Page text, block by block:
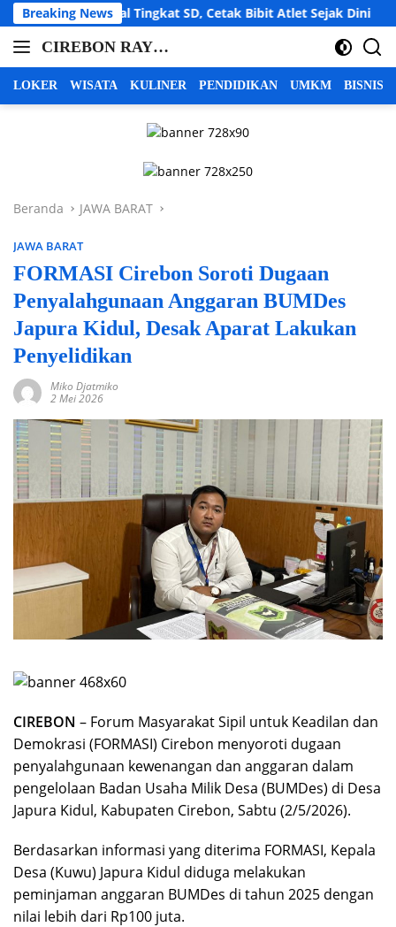
Langsung
ke
konten
Breaking News
Tingkat SD, Cetak Bibit Atlet Sejak Dini LBH
CIREBON RAYA |
INFO CIREBON
CIREBON RAYA |
KUNINGAN
cirebon
info
cirebon
majalengka
kuningan
LOKER WISATA KULINER PENDIDIKAN UMKM BISNIS
Beranda JAWA BARAT
JAWA BARAT
FORMASI Cirebon Soroti Dugaan
Penyalahgunaan Anggaran BUMDes
Japura Kidul, Desak Aparat Lakukan
Penyelidikan
Miko Djatmiko
2 Mei 2026
CIREBON – Forum Masyarakat Sipil untuk Keadilan dan
Demokrasi (FORMASI) Cirebon menyoroti dugaan
penyalahgunaan kewenangan dan anggaran dalam
pengelolaan Badan Usaha Milik Desa (BUMDes) di Desa
Japura Kidul, Kabupaten Cirebon, Sabtu (2/5/2026).
Berdasarkan informasi yang diterima FORMASI, Kepala
Desa (Kuwu) Japura Kidul diduga melakukan
peminjaman anggaran BUMDes di tahun 2025 dengan
nilai lebih dari Rp100 juta.